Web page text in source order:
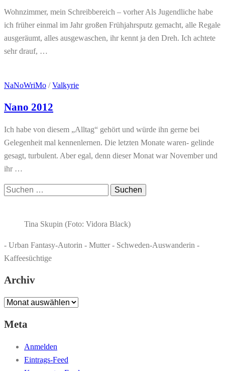
Wohnzimmer, mein Schreibbereich – vorher Als Jugendliche habe
ich früher einmal im Jahr großen Frühjahrsputz gemacht, alle Regale
ausgeräumt, alles ausgewaschen, ihr kennt ja den Dreh. Ich achtete
sehr drauf, …
NaNoWriMo /Valkyrie
Nano 2012
Ich habe von diesem „Alltag“ gehört und würde ihn gerne bei
Gelegenheit mal kennenlernen. Die letzten Monate waren- gelinde
gesagt, turbulent. Aber egal, denn dieser Monat war November und
ihr …
Suchen
Tina Skupin (Foto: Vidora Black)
- Urban Fantasy-Autorin - Mutter - Schweden-Auswanderin -
Kaffeesüchtige
Archiv
Archiv
Meta
Anmelden
Eintrags-Feed